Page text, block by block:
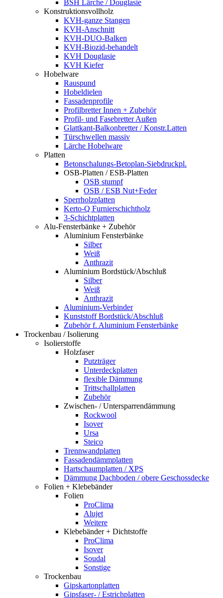
BSH Lärche / Douglasie
Konstruktionsvollholz
KVH-ganze Stangen
KVH-Anschnitt
KVH-DUO-Balken
KVH-Biozid-behandelt
KVH Douglasie
KVH Kiefer
Hobelware
Rauspund
Hobeldielen
Fassadenprofile
Profilbretter Innen + Zubehör
Profil- und Fasebretter Außen
Glattkant-Balkonbretter / Konstr.Latten
Türschwellen massiv
Lärche Hobelware
Platten
Betonschalungs-Betoplan-Siebdruckpl.
OSB-Platten / ESB-Platten
OSB stumpf
OSB / ESB Nut+Feder
Sperrholzplatten
Kerto-Q Furnierschichtholz
3-Schichtplatten
Alu-Fensterbänke + Zubehör
Aluminium Fensterbänke
Silber
Weiß
Anthrazit
Aluminium Bordstück/Abschluß
Silber
Weiß
Anthrazit
Aluminium-Verbinder
Kunststoff Bordstück/Abschluß
Zubehör f. Aluminium Fensterbänke
Trockenbau / Isolierung
Isolierstoffe
Holzfaser
Putzträger
Unterdeckplatten
flexible Dämmung
Trittschallplatten
Zubehör
Zwischen- / Untersparrendämmung
Rockwool
Isover
Ursa
Steico
Trennwandplatten
Fassadendämmplatten
Hartschaumplatten / XPS
Dämmung Dachboden / obere Geschossdecke
Folien + Klebebänder
Folien
ProClima
Alujet
Weitere
Klebebänder + Dichtstoffe
ProClima
Isover
Soudal
Sonstige
Trockenbau
Gipskartonplatten
Gipsfaser- / Estrichplatten